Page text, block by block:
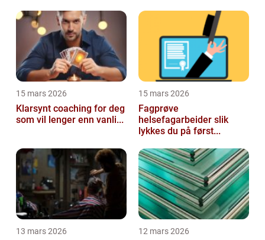
15 mars 2026
Klarsynt coaching for deg
som vil lenger enn vanli...
15 mars 2026
Fagprøve
helsefagarbeider slik
lykkes du på først...
13 mars 2026 12 mars 2026